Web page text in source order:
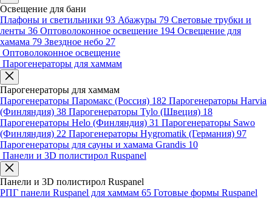
Освещение для бани
Плафоны и светильники 93 Абажуры 79 Световые трубки и
ленты 36 Оптоволоконное освещение 194 Освещение для
хамама 79 Звездное небо 27
Оптоволоконное освещение
Парогенераторы для хаммам
Парогенераторы для хаммам
Парогенераторы Паромакс (Россия) 182 Парогенераторы Harvia
(Финляндия) 38 Парогенераторы Tylo (Швеция) 18
Парогенераторы Helo (Финляндия) 31 Парогенераторы Sawo
(Финляндия) 22 Парогенераторы Hygromatik (Германия) 97
Парогенераторы для сауны и хамама Grandis 10
Панели и 3D полистирол Ruspanel
Панели и 3D полистирол Ruspanel
РПГ панели Ruspanel для хаммам 65 Готовые формы Ruspanel